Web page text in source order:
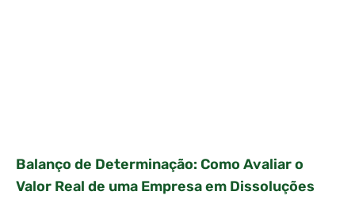
Balanço de Determinação: Como Avaliar o
Valor Real de uma Empresa em Dissoluções